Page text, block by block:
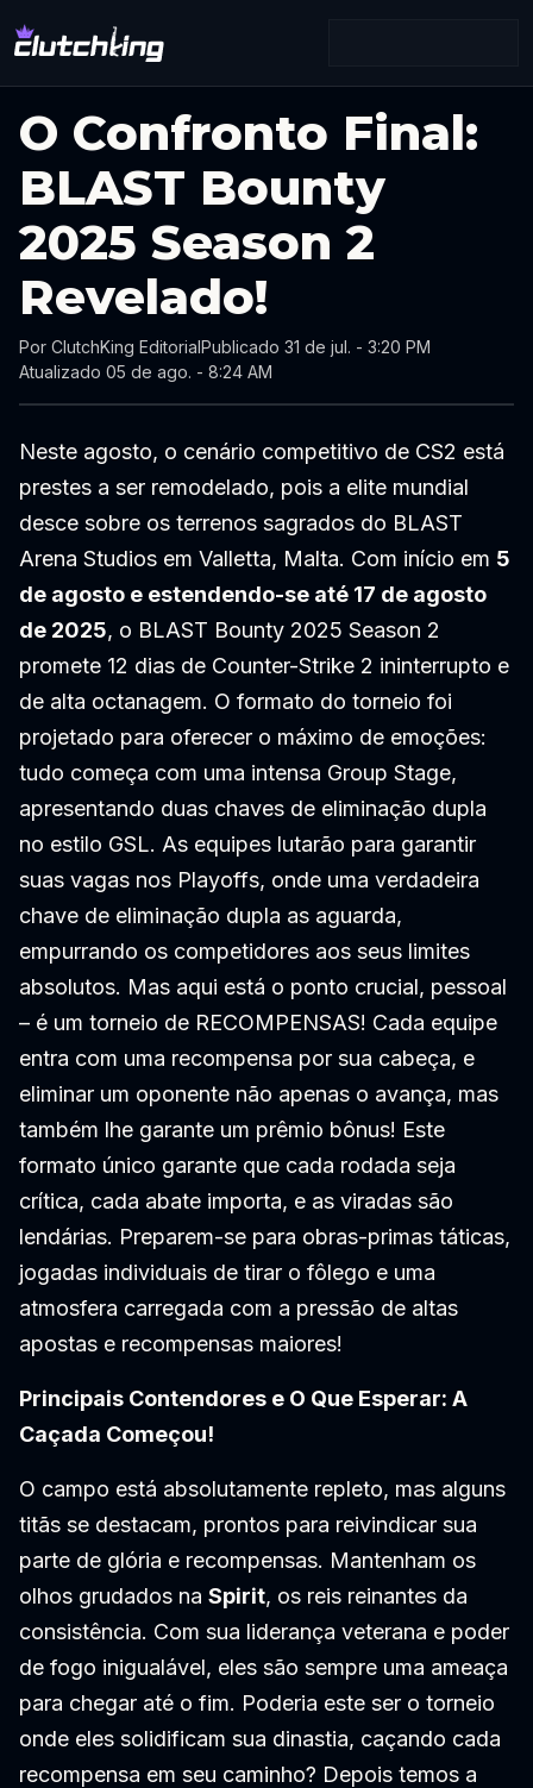
O Confronto Final:
BLAST Bounty
2025 Season 2
Revelado!
Por ClutchKing EditorialPublicado 31 de jul. - 3:20 PM
Atualizado 05 de ago. - 8:24 AM
Neste agosto, o cenário competitivo de CS2 está
prestes a ser remodelado, pois a elite mundial
desce sobre os terrenos sagrados do BLAST
Arena Studios em Valletta, Malta. Com início em 5
de agosto e estendendo-se até 17 de agosto
de 2025, o BLAST Bounty 2025 Season 2
promete 12 dias de Counter-Strike 2 ininterrupto e
de alta octanagem. O formato do torneio foi
projetado para oferecer o máximo de emoções:
tudo começa com uma intensa Group Stage,
apresentando duas chaves de eliminação dupla
no estilo GSL. As equipes lutarão para garantir
suas vagas nos Playoffs, onde uma verdadeira
chave de eliminação dupla as aguarda,
empurrando os competidores aos seus limites
absolutos. Mas aqui está o ponto crucial, pessoal
– é um torneio de RECOMPENSAS! Cada equipe
entra com uma recompensa por sua cabeça, e
eliminar um oponente não apenas o avança, mas
também lhe garante um prêmio bônus! Este
formato único garante que cada rodada seja
crítica, cada abate importa, e as viradas são
lendárias. Preparem-se para obras-primas táticas,
jogadas individuais de tirar o fôlego e uma
atmosfera carregada com a pressão de altas
apostas e recompensas maiores!
Principais Contendores e O Que Esperar: A
Caçada Começou!
O campo está absolutamente repleto, mas alguns
titãs se destacam, prontos para reivindicar sua
parte de glória e recompensas. Mantenham os
olhos grudados na Spirit, os reis reinantes da
consistência. Com sua liderança veterana e poder
de fogo inigualável, eles são sempre uma ameaça
para chegar até o fim. Poderia este ser o torneio
onde eles solidificam sua dinastia, caçando cada
recompensa em seu caminho? Depois temos a